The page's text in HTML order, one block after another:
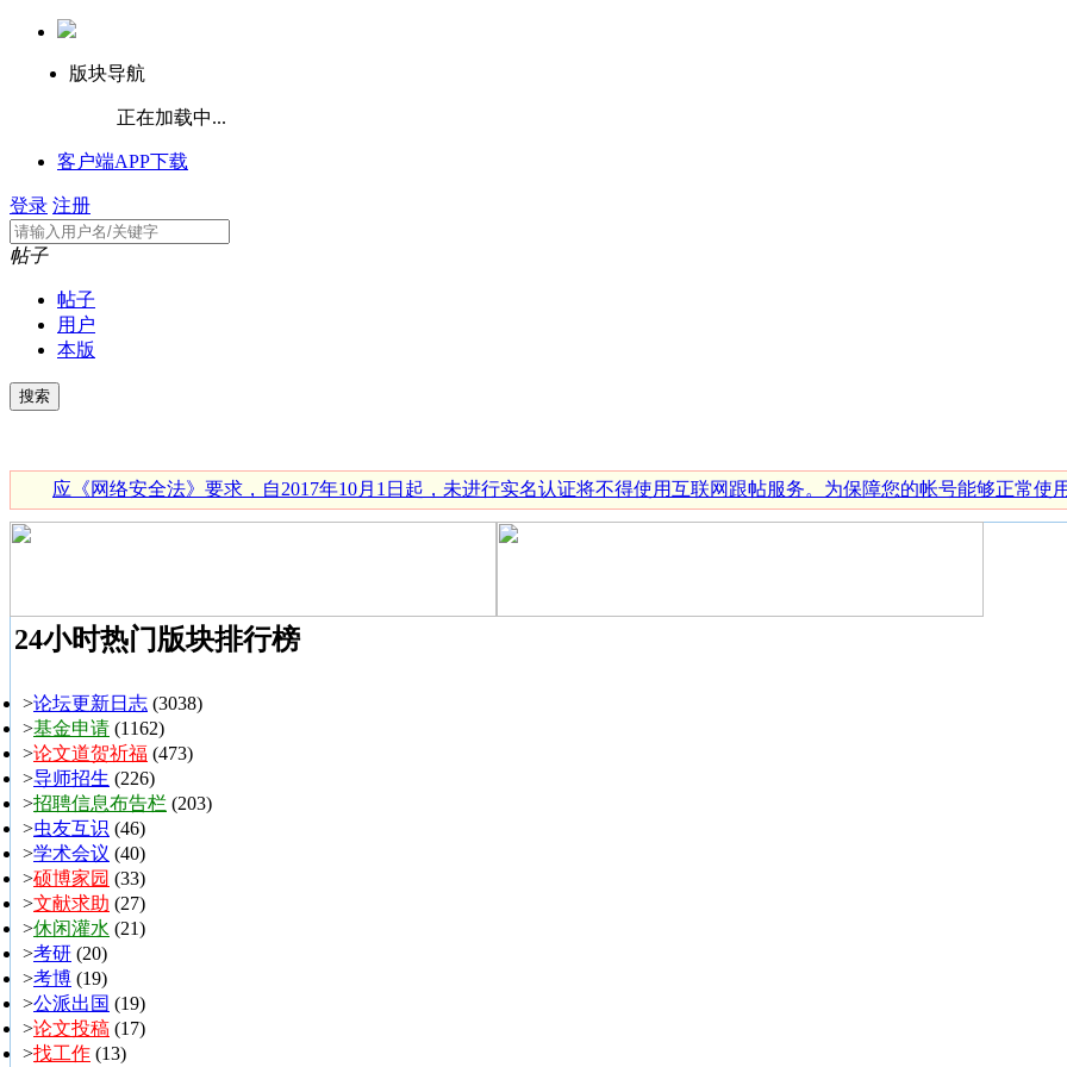
版块导航
正在加载中...
客户端APP下载
登录 注册
帖子
帖子
用户
本版
应《网络安全法》要求，自2017年10月1日起，未进行实名认证将不得使用互联网跟帖服务。为保障您的帐号能够正常
24小时热门版块排行榜
>论坛更新日志 (3038)
>基金申请 (1162)
>论文道贺祈福 (473)
>导师招生 (226)
>招聘信息布告栏 (203)
>虫友互识 (46)
>学术会议 (40)
>硕博家园 (33)
>文献求助 (27)
>休闲灌水 (21)
>考研 (20)
>考博 (19)
>公派出国 (19)
>论文投稿 (17)
>找工作 (13)